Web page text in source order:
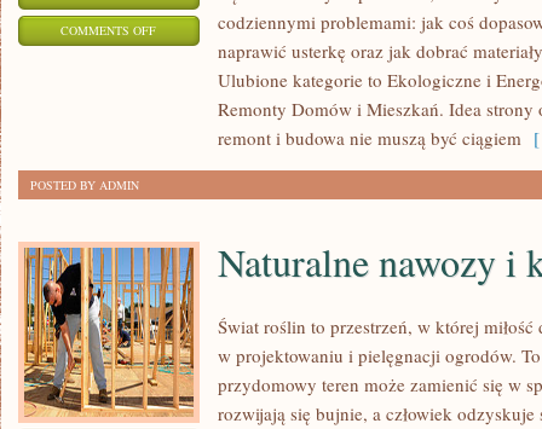
COMMENTS OFFON
codziennymi problemami: jak coś
naprawić usterkę oraz jak dobrać
Ulubione kategorie to Ekologiczne i
Remonty Domów i Mieszkań. Idea strony
remont i budowa nie muszą być ciągiem
POSTED BY ADMIN
Naturalne nawozy i
Świat roślin to przestrzeń, w której
w projektowaniu i pielęgnacji ogrodów.
przydomowy teren może zamienić się w
rozwijają się bujnie, a człowiek